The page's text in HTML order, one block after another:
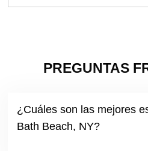
PREGUNTAS
¿Cuáles son las mejores
Bath Beach, NY?